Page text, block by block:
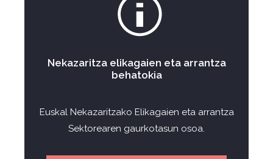
Nekazaritza elikagaien eta arrantza
behatokia
Euskal Nekazaritzako Elikagaien eta arrantza
Sektorearen gaurkotasun osoa.